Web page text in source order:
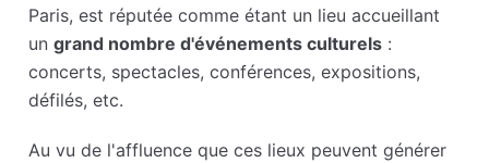
Paris, est réputée comme étant un lieu accueillant
ungrand nombre d'événements culturels :
concerts, spectacles, conférences, expositions,
défilés, etc.
Au vu de l'affluence que ces lieux peuvent générer